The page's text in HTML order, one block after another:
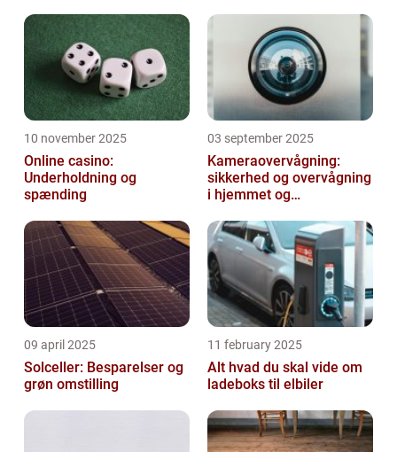
eller...
10 november 2025
Online casino:
Underholdning og
spænding
03 september 2025
Kameraovervågning:
sikkerhed og overvågning
i hjemmet og
09 april 2025
Solceller: Besparelser og
grøn omstilling
11 february 2025
Alt hvad du skal vide om
ladeboks til elbiler